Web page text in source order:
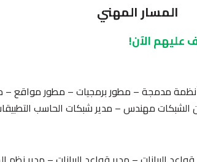
تتبع الدراسة في برنامج نظم المعلومات نظام الساعات المعتمدة بعدد 140 ساعة معتمدة للحصول على
المسار المهني
عليهم الآن!
مدمجة – مطور برمجيات – مطور مواقع –
مهندس – مدير شبكات الحاسب